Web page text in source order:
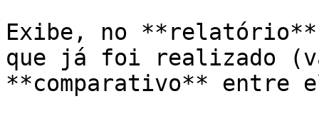
Exibe, no
que já foi realizado
**comparativo** entre